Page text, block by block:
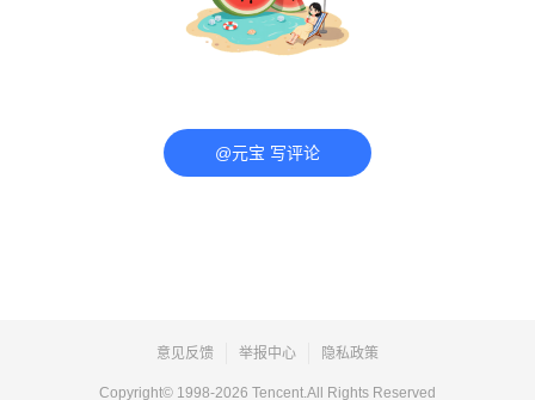
@元宝 写评论
意见反馈 举报中心 隐私政策
Copyright© 1998-2026 Tencent.All Rights Reserved